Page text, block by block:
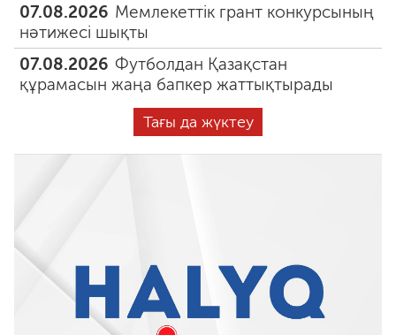
07.08.2026 Мемлекеттік грант конкурсының
нәтижесі шықты
07.08.2026 Футболдан Қазақстан
құрамасын жаңа бапкер жаттықтырады
Тағы да жүктеу